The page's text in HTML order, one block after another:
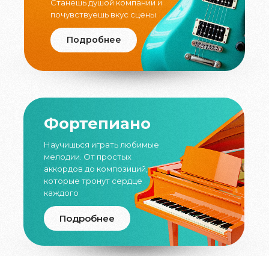
Станешь душой компании и
почувствуешь вкус сцены
Подробнее
Фортепиано
Научишься играть любимые
мелодии. От простых
аккордов до композиций,
которые тронут сердце
каждого
Подробнее